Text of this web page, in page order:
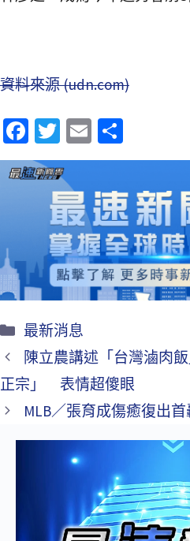
資料來源 (udn.com)
Fa
ce
b
k
T
wi
tt
er
E
m
l
享
最新消息
陳立農講述「台灣滷肉
正宗」 表情超傻眼
MLB／張育成傷癒復出首